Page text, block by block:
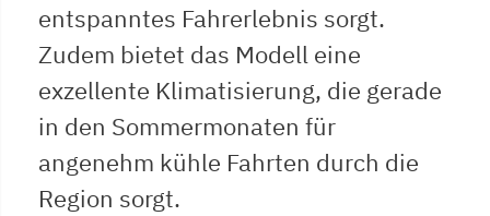
entspanntes Fahrerlebnis sorgt.
Zudem bietet das Modell eine
exzellente Klimatisierung, die gerade
in den Sommermonaten für
angenehm kühle Fahrten durch die
Region sorgt.